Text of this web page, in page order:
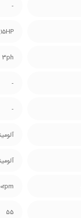
-
3ph
-
-
55